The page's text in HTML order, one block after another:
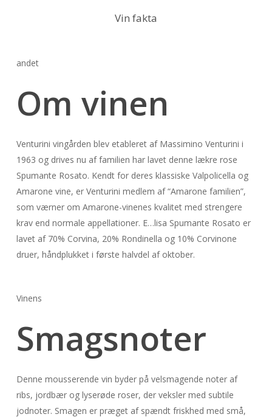
Vin fakta
andet
Om vinen
Venturini vingården blev etableret af Massimino Venturini i
1963 og drives nu af familien har lavet denne lækre rose
Spumante Rosato. Kendt for deres klassiske Valpolicella og
Amarone vine, er Venturini medlem af “Amarone familien”,
som værner om Amarone-vinenes kvalitet med strengere
krav end normale appellationer. E…lisa Spumante Rosato er
lavet af 70% Corvina, 20% Rondinella og 10% Corvinone
druer, håndplukket i første halvdel af oktober.
Vinens
Smagsnoter
Denne mousserende vin byder på velsmagende noter af
ribs, jordbær og lyserøde roser, der veksler med subtile
jodnoter. Smagen er præget af spændt friskhed med små,